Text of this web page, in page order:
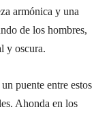
armónica y una
de los hombres,
y oscura.
puente entre estos
Ahonda en los